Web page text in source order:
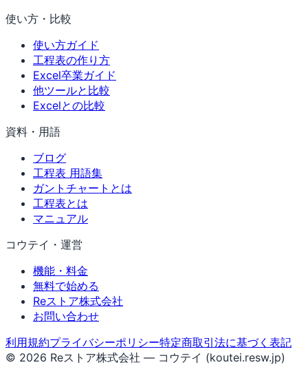
使い方・比較
使い方ガイド
工程表の作り方
Excel卒業ガイド
他ツールと比較
Excelとの比較
資料・用語
ブログ
工程表 用語集
ガントチャートとは
工程表とは
マニュアル
コウテイ・運営
機能・料金
無料で始める
Reストア株式会社
お問い合わせ
利用規約プライバシーポリシー特定商取引法に基づく表記
© 2026 Reストア株式会社 — コウテイ (koutei.resw.jp)